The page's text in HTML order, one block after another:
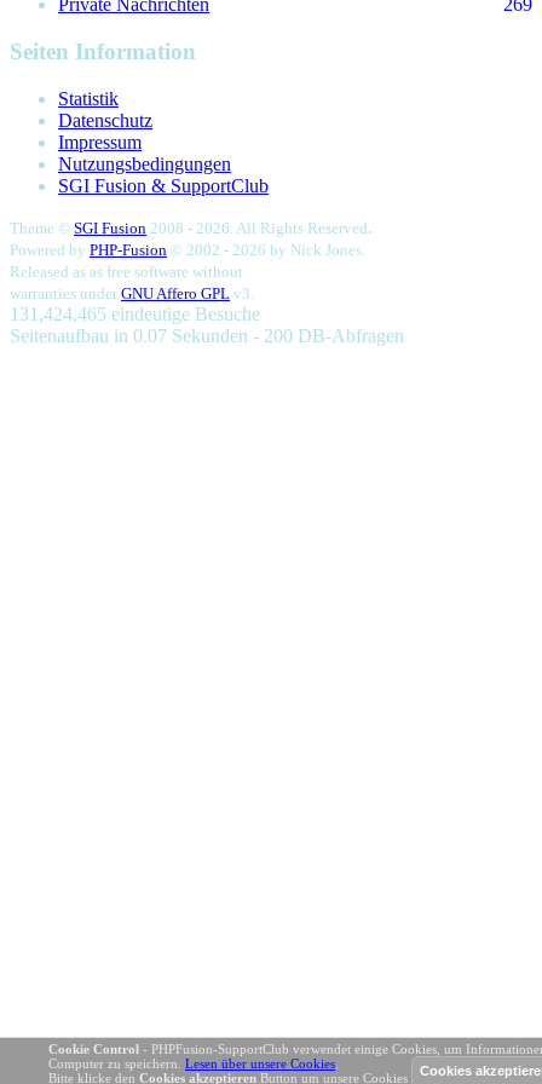
Cookie Control - PHPFusion-SupportClub verwendet einige Cookies, um
Computer zu speichern. Lesen über unsere Cookies
Bitte klicke den Cookies akzeptieren Button um unsere Cookies zu akzeptieren.
Private Nachrichten 269
Seiten Information
Statistik
Datenschutz
Impressum
Nutzungsbedingungen
SGI Fusion & SupportClub
Theme © SGI Fusion 2008 - 2026. All Rights Reserved.
Powered by PHP-Fusion © 2002 - 2026 by Nick Jones.
Released as as free software without
warranties under GNU Affero GPL v3.
131,424,465 eindeutige Besuche
Seitenaufbau in 0.07 Sekunden - 200 DB-Abfragen